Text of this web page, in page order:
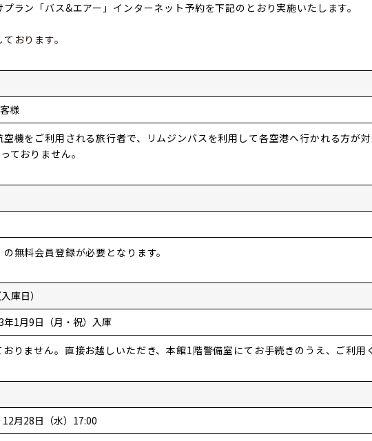
ラン「バス&エアー」インターネット予約を下記のとおり実施いたします。
おります。
様
機をご利用される旅行者で、リムジンバスを利用して各空港へ行かれる方が対
ておりません。
無料会員登録が必要となります。
庫日）
1月9日（月・祝）入庫
りません。直接お越しいただき、本館1階警備室にてお手続きのうえ、ご利用
月28日（水）17:00